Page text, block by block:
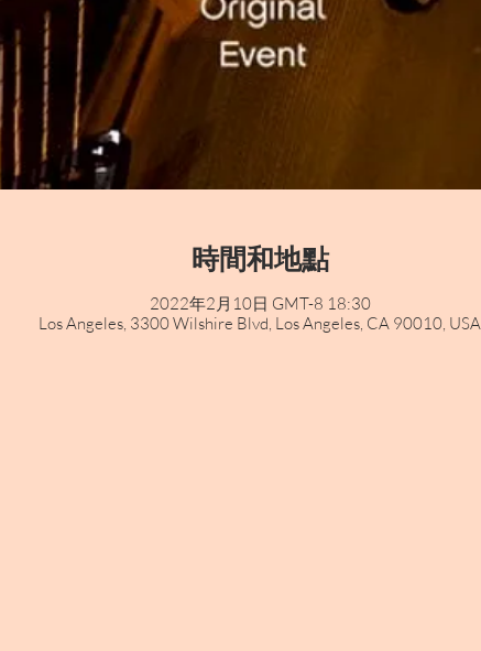
時間和地點
2022年2月10日 GMT-8 18:30
Los Angeles, 3300 Wilshire Blvd, Los Angeles, CA 90010, USA